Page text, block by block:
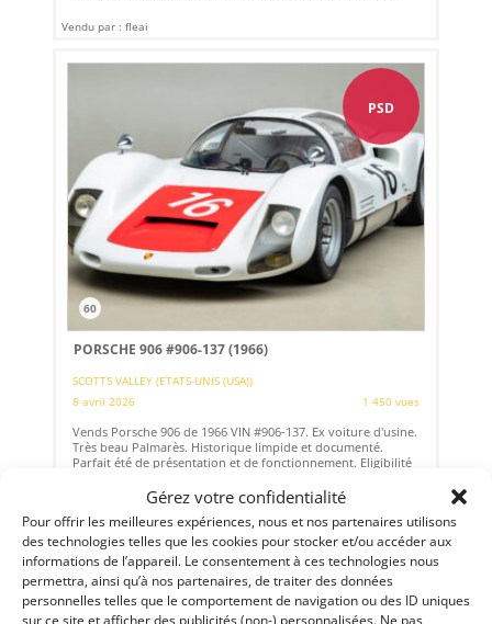
Gérez votre confidentialité
Pour offrir les meilleures expériences, nous et nos partenaires utilisons
des technologies telles que les cookies pour stocker et/ou accéder aux
informations de l’appareil. Le consentement à ces technologies nous
permettra, ainsi qu’à nos partenaires, de traiter des données
personnelles telles que le comportement de navigation ou des ID uniques
sur ce site et afficher des publicités (non-) personnalisées. Ne pas
Vendu par : fleai
PSD
60
PORSCHE 906 #906-137 (1966)
SCOTTS VALLEY (ETATS-UNIS (USA))
8 avril 2026
1 450 vues
Vends Porsche 906 de 1966 VIN #906-137. Ex voiture d'usine.
Très beau Palmarès. Historique limpide et documenté.
Parfait été de présentation et de fonctionnement. Eligibilité
de collection;
Vendu par : CANEPA
PSD